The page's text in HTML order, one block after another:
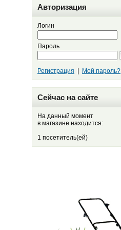
Авторизация
Логин
Пароль
Регистрация Мой пароль?
Сейчас на сайте
На данный момент
в магазине находится:
1 посетитель(ей)